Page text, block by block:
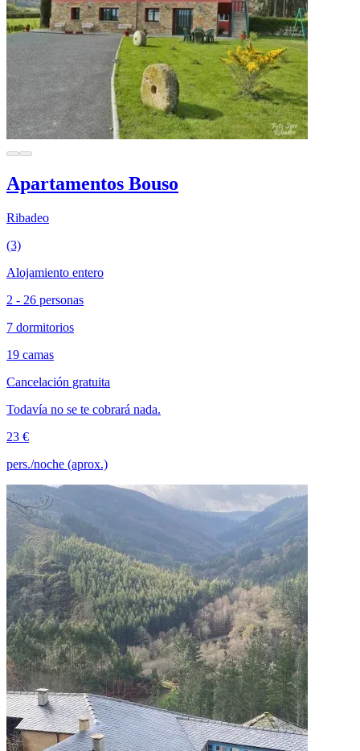
Apartamentos Bouso
Ribadeo
(3)
Alojamiento entero
2 - 26 personas
7 dormitorios
19 camas
Cancelación gratuita
Todavía no se te cobrará nada.
23 €
pers./noche (aprox.)